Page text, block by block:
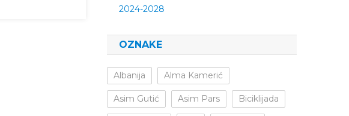
2024-2028
OZNAKE
Albanija Alma Kamerić
Asim Gutić Asim Pars Biciklijada